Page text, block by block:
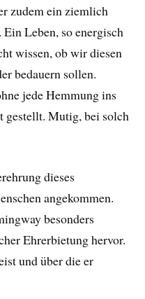
zudem ein ziemlich
Leben, so energisch
wissen, ob wir diesen
bedauern sollen.
jede Hemmung ins
gestellt. Mutig, bei solch
dieses
angekommen.
besonders
Ehrerbietung hervor.
und über die er